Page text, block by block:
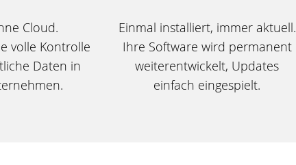
Cloud.
volle Kontrolle
Daten in
Einmal installiert, immer aktuell.
Ihre Software wird permanent
weiterentwickelt, Updates
einfach eingespielt.